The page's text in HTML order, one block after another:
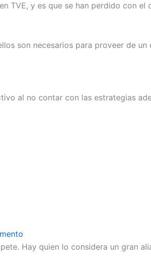
TVE, y es que se han perdido con
son necesarios para proveer de
al no contar con las estrategias
Hay quien lo considera un gran